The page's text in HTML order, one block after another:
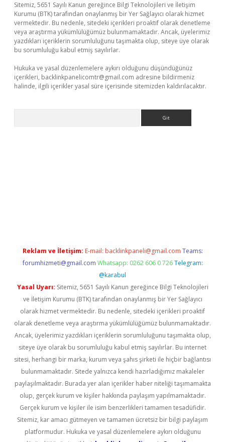
Sitemiz, 5651 Sayılı Kanun gereğince Bilgi Teknolojileri ve İletişim
Kurumu (BTK) tarafından onaylanmış bir Yer Sağlayıcı olarak hizmet
vermektedir. Bu nedenle, sitedeki içerikleri proaktif olarak denetleme
veya araştırma yükümlülüğümüz bulunmamaktadır. Ancak, üyelerimiz
yazdıkları içeriklerin sorumluluğunu taşımakta olup, siteye üye olarak
bu sorumluluğu kabul etmiş sayılırlar.
Hukuka ve yasal düzenlemelere aykırı olduğunu düşündüğünüz
içerikleri, backlinkpanelicomtr@gmail.com adresine bildirmeniz
halinde, ilgili içerikler yasal süre içerisinde sitemizden kaldırılacaktır.
Reklam ve İletişim: E-mail: backlinkpaneli@gmail.com Teams:
forumhizmeti@gmail.com Whatsapp: 0262 606 0 726 Telegram:
@karabul
Yasal Uyarı: Sitemiz, 5651 Sayılı Kanun gereğince Bilgi Teknolojileri
ve İletişim Kurumu (BTK) tarafından onaylanmış bir Yer Sağlayıcı
olarak hizmet vermektedir. Bu nedenle, sitedeki içerikleri proaktif
olarak denetleme veya araştırma yükümlülüğümüz bulunmamaktadır.
Ancak, üyelerimiz yazdıkları içeriklerin sorumluluğunu taşımakta olup,
siteye üye olarak bu sorumluluğu kabul etmiş sayılırlar. Bu internet
sitesi, herhangi bir marka, kurum veya şahıs şirketi ile hiçbir bağlantısı
bulunmamaktadır. Sitede yalnızca kendi hazırladığımız makaleler
paylaşılmaktadır. Burada yer alan içerikler haber niteliği taşımamakta
olup, gerçek kurum ve kişiler hakkında paylaşım yapılmamaktadır.
Gerçek kurum ve kişiler ile isim benzerlikleri tamamen tesadüfidir.
Sitemiz, kar amacı gütmeyen ve tamamen ücretsiz bir bilgi paylaşım
platformudur. Hukuka ve yasal düzenlemelere aykırı olduğunu